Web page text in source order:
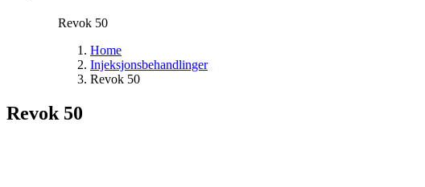
Revok 50
Home
Injeksjonsbehandlinger
Revok 50
Revok 50